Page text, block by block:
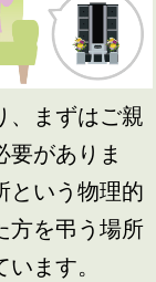
、まずはご親
要がありま
という物理的
方を弔う場所
ます。